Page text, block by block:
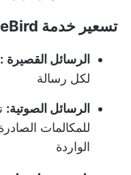
تسعير خدمة MessageBird:
الرسائل القصيرة :
لكل رسالة
الرسائل الصوتية:
الواردة